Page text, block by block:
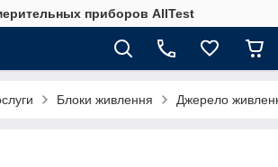
приборов AllTest
Блоки живлення Джерело